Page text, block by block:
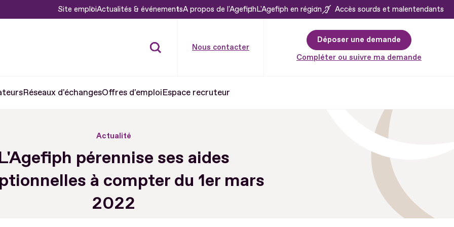
Site emploiActualités & événementsA propos de l'AgefiphL'Agefiph en région Accès sourds et malentendants
Nous contacter
Déposer une demande
Compléter ou suivre ma demande
Réseaux d'échangesOffres d'emploiEspace recruteur
Actualité
pérennise ses aides
à compter du 1er mars
2022